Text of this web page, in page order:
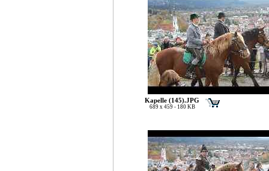
Kapelle (145).JPG
689 x 459 - 180 KB